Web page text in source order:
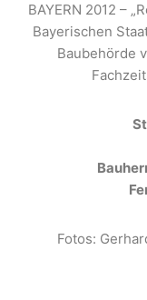
BAYERN 2012 –
Bayerischen
Baubehörde
Fotos: